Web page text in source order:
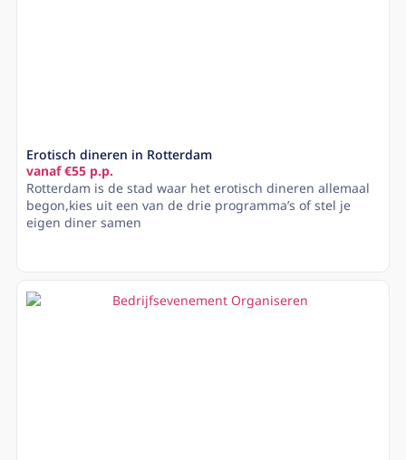
Erotisch dineren in Rotterdam
vanaf €55 p.p.
Rotterdam is de stad waar het erotisch dineren allemaal
begon,kies uit een van de drie programma’s of stel je
eigen diner samen